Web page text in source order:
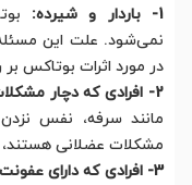
1- باردار و شیرده:
نمی‌شود. علت این
در مورد اثرات بوتاکس
2- افرادی که دچار مشکلات عضلانی هستند:
مانند سرفه، نفس
مشکلات عضلانی هستند،
3- افرادی که دارای عفونت در منطقه تزریق هستند: